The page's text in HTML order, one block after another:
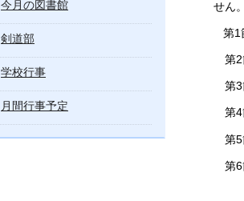
今月の図書館
剣道部
学校行事
月間行事予定
せん
第1
第2
第3
第4
第5
第6